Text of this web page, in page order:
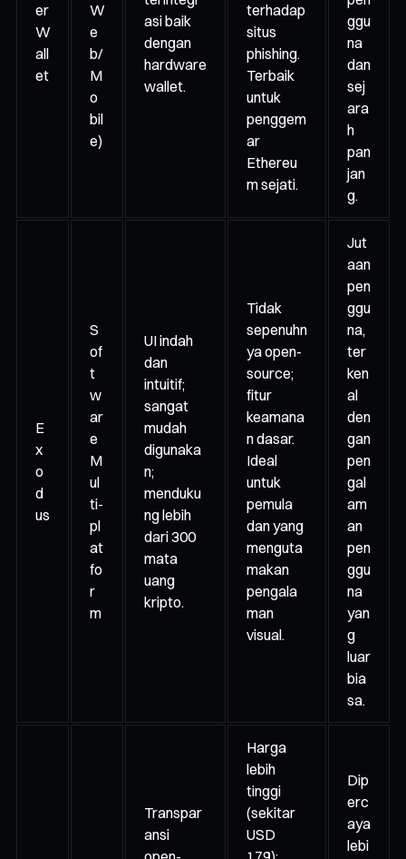
er
W
all
et
W
e
b/
M
o
bil
e)
asi baik
dengan
hardware
wallet.
terhadap
situs
phishing.
Terbaik
untuk
penggem
ar
Ethereu
m sejati.
ggu
na
dan
sej
ara
h
pan
jan
g.
E
x
o
d
us
S
of
t
w
ar
e
M
ul
ti-
pl
at
fo
r
m
UI indah
dan
intuitif;
sangat
mudah
digunaka
n;
menduku
ng lebih
dari 300
mata
uang
kripto.
Tidak
sepenuhn
ya open-
source;
fitur
keamana
n dasar.
Ideal
untuk
pemula
dan yang
menguta
makan
pengala
man
visual.
Jut
aan
pen
ggu
na,
ter
ken
al
den
gan
pen
gal
am
an
pen
ggu
na
yan
g
luar
bia
sa.
Transpar
ansi
Harga
lebih
tinggi
(sekitar
USD
Dip
erc
aya
lebi